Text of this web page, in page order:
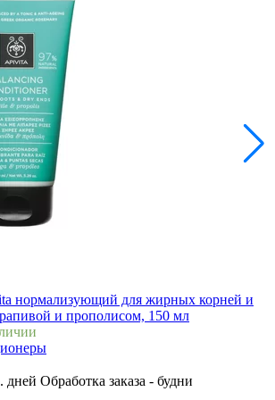
нормализующий для жирных корней и
и прополисом, 150 мл
Обработка заказа - будни